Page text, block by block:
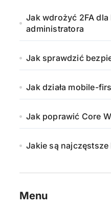
Jak wdrożyć 2FA
administratora
Jak sprawdzić
Jak działa mobile-
Jak poprawić Core
Jakie są najczęstsze
Menu